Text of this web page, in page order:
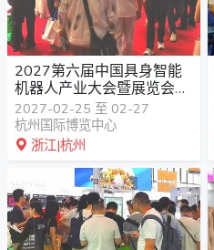
2027第六届中国具身智能
机器人产业大会暨展览会
(杭州)
2027-02-25 至 02-27
杭州国际博览中心
浙江|杭州